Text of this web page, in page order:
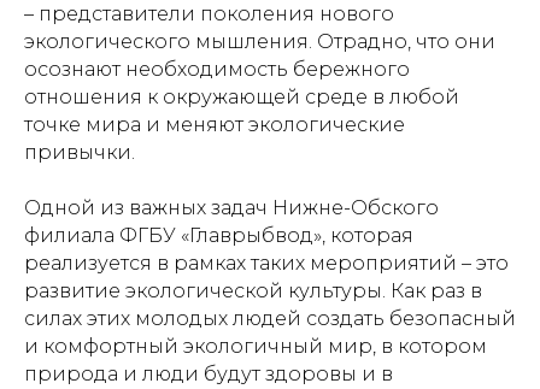
– представители поколения нового
экологического мышления. Отрадно, что они
осознают необходимость бережного
отношения к окружающей среде в любой
точке мира и меняют экологические
привычки.
Одной из важных задач Нижне-Обского
филиала ФГБУ «Главрыбвод», которая
реализуется в рамках таких мероприятий – это
развитие экологической культуры. Как раз в
силах этих молодых людей создать безопасный
и комфортный экологичный мир, в котором
природа и люди будут здоровы и в